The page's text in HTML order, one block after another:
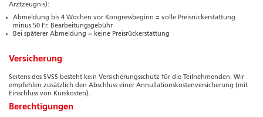
Arztzeugnis):
Abmeldung bis 4 Wochen vor Kongressbeginn = volle Preisrückerstattung
minus 50 Fr. Bearbeitungsgebühr
Bei späterer Abmeldung = keine Preisrückerstattung
Versicherung
Seitens des SVSS besteht kein Versicherungsschutz für die Teilnehmenden. Wir
empfehlen zusätzlich den Abschluss einer Annullationskostenversicherung (mit
Einschluss von Kurskosten).
Berechtigungen